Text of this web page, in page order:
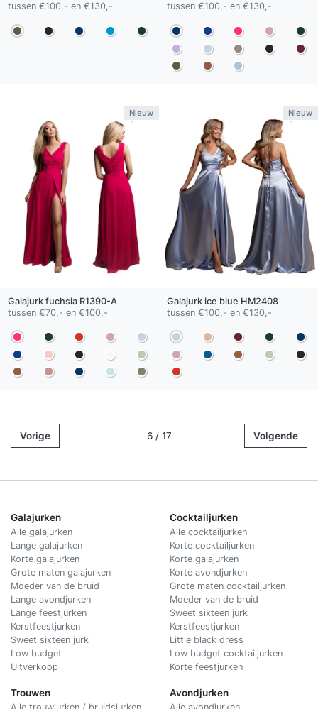
tussen €100,- en €130,-
tussen €100,- en €130,-
Nieuw
Galajurk fuchsiaR1390-A
tussen €70,- en €100,-
Nieuw
Galajurk ice blue HM2408
tussen €100,- en €130,-
Vorige 6 / 17 Volgende
Galajurken
Alle galajurken
Lange galajurken
Korte galajurken
Grote maten galajurken
Moeder van de bruid
Lange avondjurken
Lange feestjurken
Kerstfeestjurken
Sweet sixteen jurk
Low budget
Uitverkoop
Trouwen
Cocktailjurken
Alle cocktailjurken
Korte cocktailjurken
Korte galajurken
Korte avondjurken
Grote maten cocktailjurken
Moeder van de bruid
Sweet sixteen jurk
Kerstfeestjurken
Little black dress
Low budget cocktailjurken
Korte feestjurken
Avondjurken